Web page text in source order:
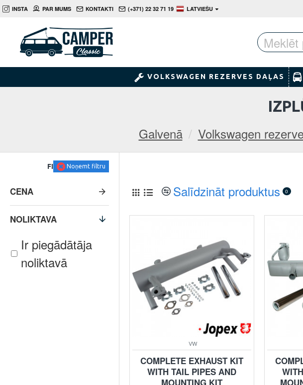
INSTA PAR MUMS KONTAKTI (+371) 22 32 71 19 LATVIEŠU
VOLKSWAGEN REZERVES DAĻAS
Galvenā Volkswagen
FILTRSNoņemt filtru
CENA
NOLIKTAVA
Ir piegādātāja
noliktavā
Salīdzināt produktus 0
VW
COMPLETE EXHAUST KIT
WITH TAIL PIPES AND
MOUNTING KIT